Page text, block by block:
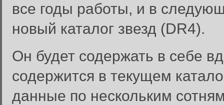
все годы работы, и в
новый каталог звезд (DR4).
Он будет содержать в себе
содержится в текущем
данные по нескольким